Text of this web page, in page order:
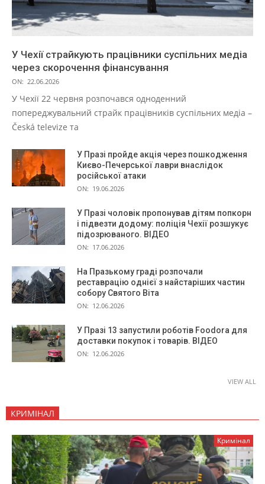
У Чехії страйкують працівники суспільних медіа
через скорочення фінансування
ON: 22.06.2026
У Чехії 22 червня розпочався одноденний
попереджувальний страйк працівників суспільних медіа –
Česká televize та
У Празі пройде акція через пошкодження
Києво-Печерської лаври внаслідок
російської атаки
ON: 19.06.2026
У Празі чоловік пропонував дітям попкорн
і підвезти додому: поліція Чехії розшукує
підозрюваного. ВІДЕО
ON: 17.06.2026
На Празькому граді розпочали
реставрацію однієї з найстаріших частин
собору Святого Віта
ON: 12.06.2026
У Празі 13 запустили роботів Foodora для
доставки покупок і товарів. ВІДЕО
ON: 12.06.2026
VIEW ALL
КРИМІНАЛ
Кримінал